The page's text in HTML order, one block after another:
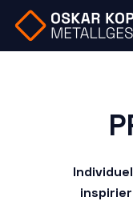
Skip
main